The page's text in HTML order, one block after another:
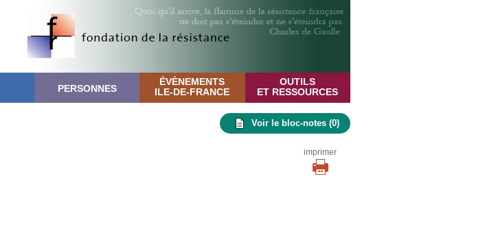
PERSONNES
ÉVÈNEMENTS
ILE-DE-FRANCE
OUTILS
ET RESSOURCES
Voir le bloc-notes (0)
imprimer